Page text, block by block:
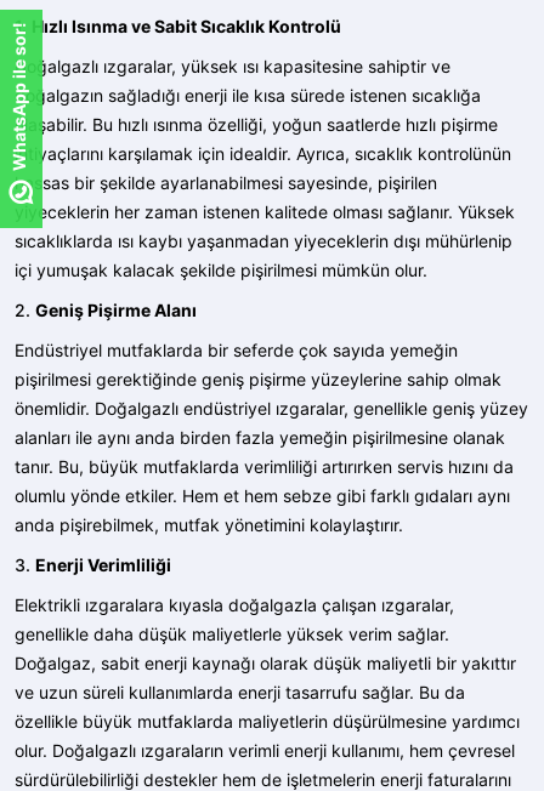
1.
Hızlı Isınma ve Sabit Sıcaklık Kontrolü
Doğalgazlı ızgaralar, yüksek ısı kapasitesine sahiptir ve
doğalgazın sağladığı enerji ile kısa sürede istenen sıcaklığa
ulaşabilir. Bu hızlı ısınma özelliği, yoğun saatlerde hızlı pişirme
ihtiyaçlarını karşılamak için idealdir. Ayrıca, sıcaklık kontrolünün
hassas bir şekilde ayarlanabilmesi sayesinde, pişirilen
yiyeceklerin her zaman istenen kalitede olması sağlanır. Yüksek
sıcaklıklarda ısı kaybı yaşanmadan yiyeceklerin dışı mühürlenip
içi yumuşak kalacak şekilde pişirilmesi mümkün olur.
2. Geniş Pişirme Alanı
Endüstriyel mutfaklarda bir seferde çok sayıda yemeğin
pişirilmesi gerektiğinde geniş pişirme yüzeylerine sahip olmak
önemlidir. Doğalgazlı endüstriyel ızgaralar, genellikle geniş yüzey
alanları ile aynı anda birden fazla yemeğin pişirilmesine olanak
tanır. Bu, büyük mutfaklarda verimliliği artırırken servis hızını da
olumlu yönde etkiler. Hem et hem sebze gibi farklı gıdaları aynı
anda pişirebilmek, mutfak yönetimini kolaylaştırır.
3. Enerji Verimliliği
Elektrikli ızgaralara kıyasla doğalgazla çalışan ızgaralar,
genellikle daha düşük maliyetlerle yüksek verim sağlar.
Doğalgaz, sabit enerji kaynağı olarak düşük maliyetli bir yakıttır
ve uzun süreli kullanımlarda enerji tasarrufu sağlar. Bu da
özellikle büyük mutfaklarda maliyetlerin düşürülmesine yardımcı
olur. Doğalgazlı ızgaraların verimli enerji kullanımı, hem çevresel
sürdürülebilirliği destekler hem de işletmelerin enerji faturalarını
WhatsApp ile sor!